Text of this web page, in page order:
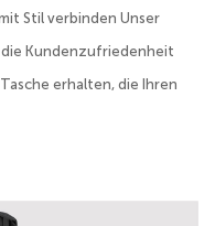
Stil verbinden Unser
Kundenzufriedenheit
erhalten, die Ihren